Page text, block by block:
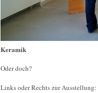
Keramik
Oder doch?
Links oder Rechts zur Ausstellung: